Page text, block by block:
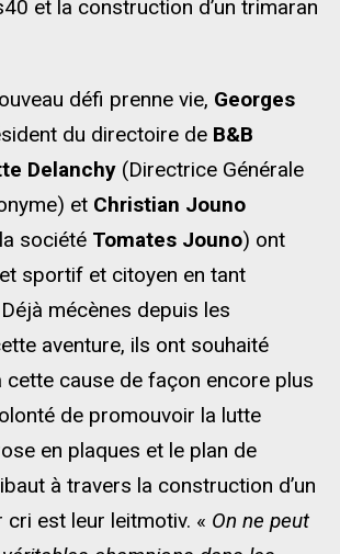
et la construction d’un trimaran
défi prenne vie, Georges
du directoire de B&B
Delanchy (Directrice Générale
et Christian Jouno
société Tomates Jouno) ont
sportif et citoyen en tant
mécènes depuis les
aventure, ils ont souhaité
cette cause de façon encore plus
de promouvoir la lutte
en plaques et le plan de
à travers la construction d’un
cri est leur leitmotiv. « On ne peut